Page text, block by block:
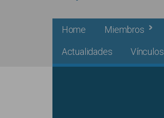
Home Miembros
Actualidades Vínculos